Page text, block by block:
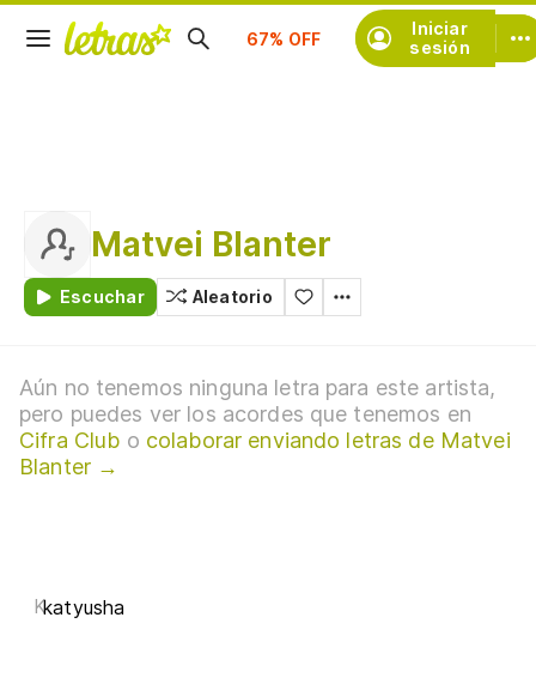
Iniciar
sesión
Suscríbete
Matvei Blanter
Escuchar Aleatorio
Aún no tenemos ninguna letra para este artista,
pero puedes ver los acordes que tenemos en
Cifra Club o colaborar enviando letras de Matvei
Blanter →
Kkatyusha